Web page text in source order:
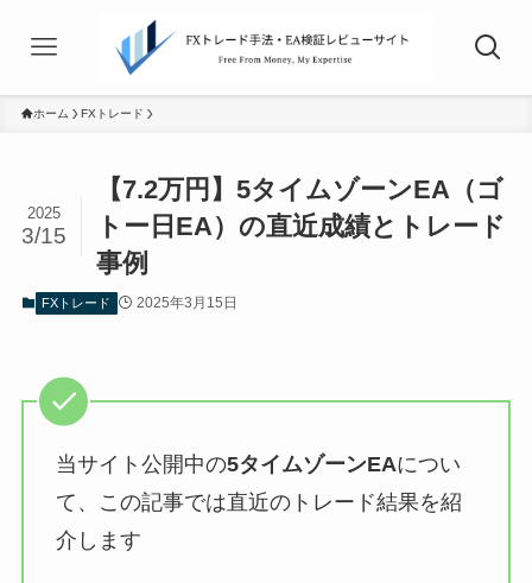
ホーム FXトレード
【7.2万円】5タイムゾーンEA（ゴ
トー日EA）の直近成績とトレード
事例
2025
3/15
FXトレード 2025年3月15日
当サイト公開中の5タイムゾーンEAについ
て、この記事では直近のトレード結果を紹
介します